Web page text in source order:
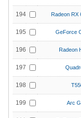
194 Radeon RX
195 GeForce
196 Radeon
197
198
199 Arc